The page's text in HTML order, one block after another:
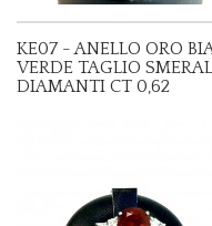
KE07 - ANELLO ORO
VERDE TAGLIO
DIAMANTI CT 0,62